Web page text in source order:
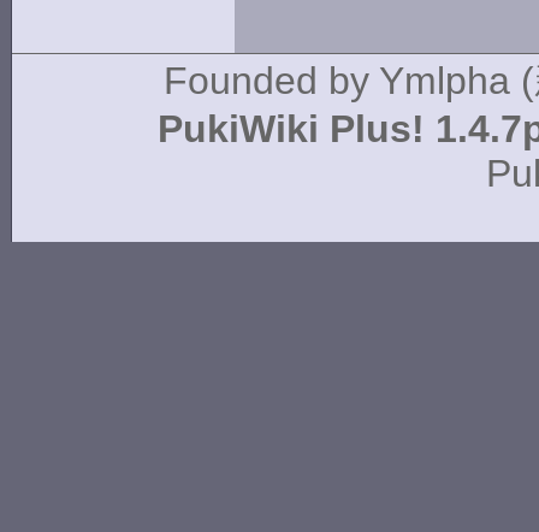
Founded by Ymlpha
PukiWiki Plus!